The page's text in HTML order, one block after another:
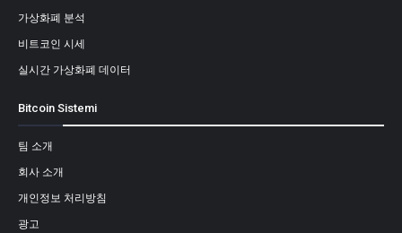
가상화폐 분석
비트코인 시세
실시간 가상화폐 데이터
Bitcoin Sistemi
팀 소개
회사 소개
개인정보 처리방침
광고